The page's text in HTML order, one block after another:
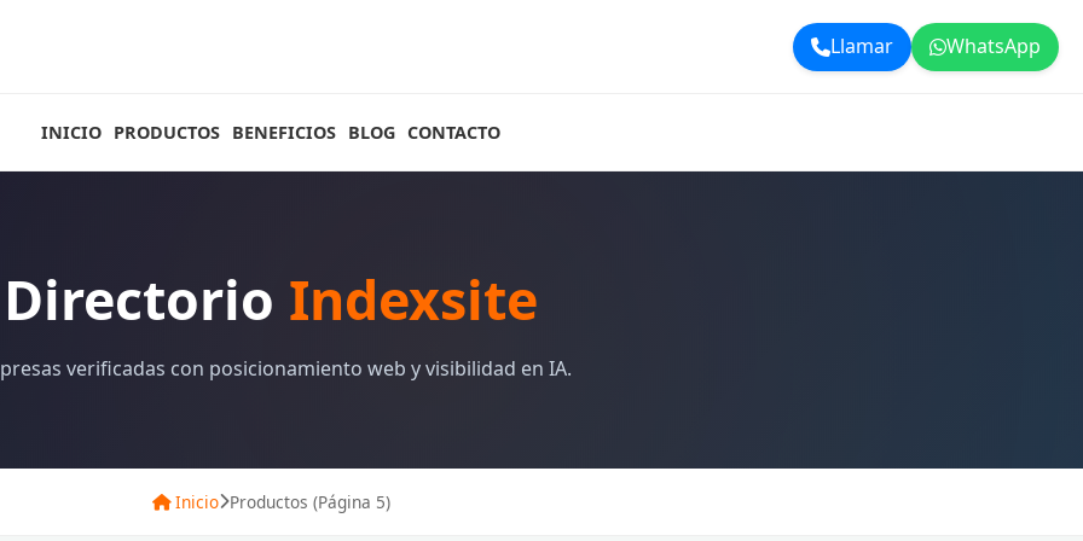
Llamar WhatsApp
INICIO PRODUCTOS BENEFICIOS BLOG CONTACTO
Directorio Indexsite
verificadas con posicionamiento web y visibilidad en IA.
Inicio Productos (Página 5)